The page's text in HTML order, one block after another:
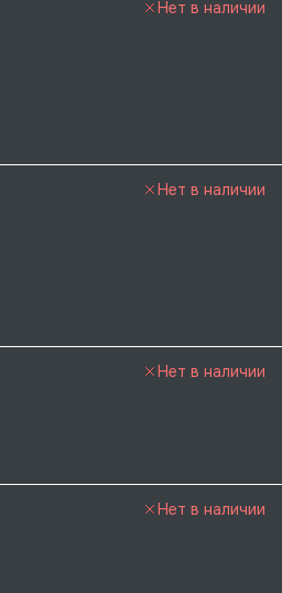
Нет в наличии
Нет в наличии
Нет в наличии
Нет в наличии